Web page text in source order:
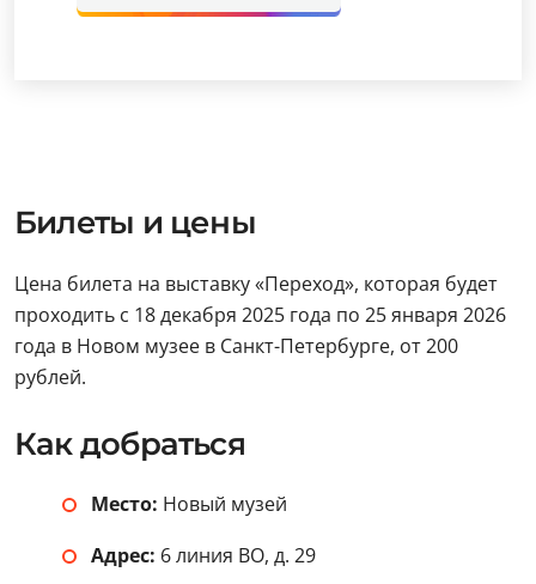
Билеты и цены
Цена билета на выставку «Переход», которая будет
проходить с 18 декабря 2025 года по 25 января 2026
года в Новом музее в Санкт-Петербурге, от 200
рублей.
Как добраться
Место: Новый музей
Адрес: 6 линия ВО, д. 29